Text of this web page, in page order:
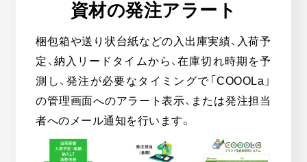
資材の発注アラート
梱包箱や送り状台紙などの入出庫実績、入荷予
定、納入リードタイムから、在庫切れ時期を予
測し、発注が必要なタイミングで 「COOOLa」
の管理画面へのアラート表示、または発注担当
者へのメール通知を行います。